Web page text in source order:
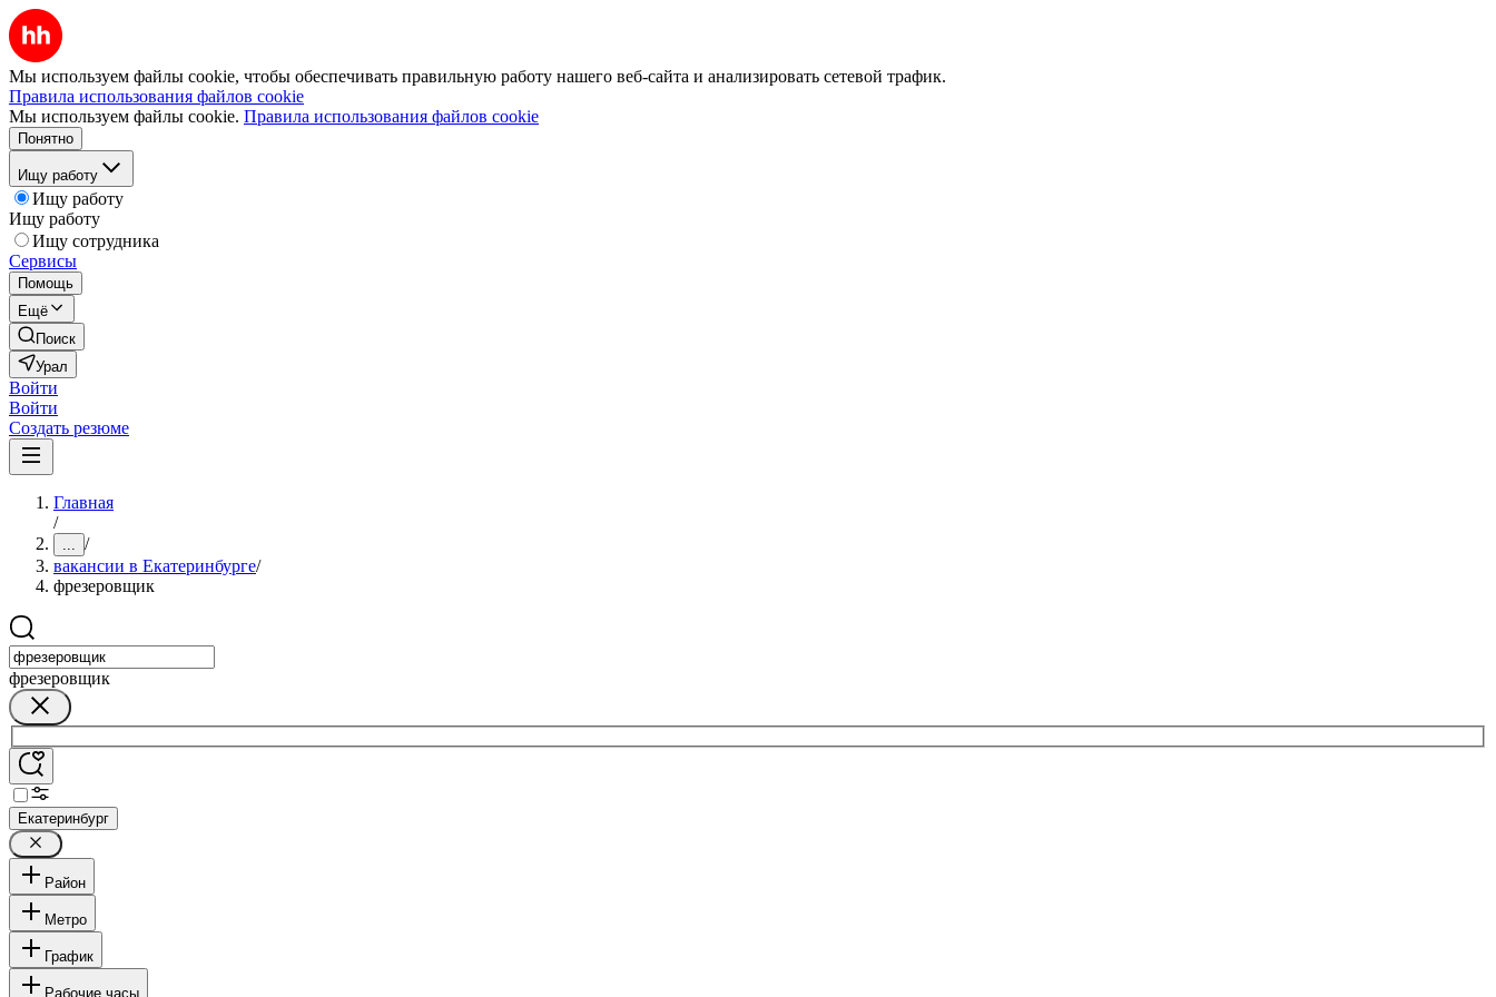
Мы используем файлы cookie, чтобы обеспечивать правильную работу нашего веб-сайта и анализировать сетевой трафик.
Правила использования файлов cookie
Мы используем файлы cookie. Правила использования файлов cookie
Понятно
Ищу работу
Ищу работу
Ищу работу
Ищу сотрудника
Сервисы
Помощь
Ещё
Поиск
Урал
Войти
Войти
Создать резюме
Главная
/
... /
вакансии в Екатеринбурге/
фрезеровщик
фрезеровщик
Екатеринбург
Район
Метро
График
Рабочие часы